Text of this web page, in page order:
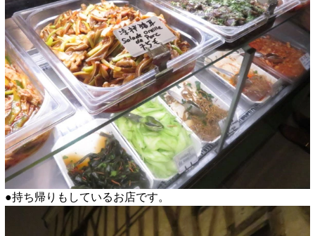
●持ち帰りもしているお店です。